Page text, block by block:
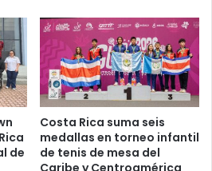
de
Costa Rica suma seis
medallas en torneo infantil
de tenis de mesa del